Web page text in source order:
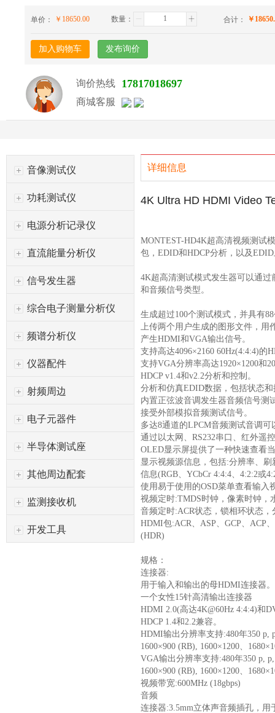
单价： ￥ 18650.00 数量： 合计： ￥
加入购物车 发布询价
询价热线 17817018697
商城客服
音像测试仪
功耗测试仪
电源分析记录仪
直流能量分析仪
信号发生器
综合电子测量分析仪
频谱分析仪
仪器配件
射频周边
电子元器件
半导体测试座
其他周边配套
监测接收机
开发工具
详细信息
4K Ultra HD HDMI Video
MONTEST-HD4K超高清视频测试
包，EDID和HDCP分析，以及
4K超高清测试模式发生器可以通
和音频信号类型。
生成超过100个测试模式，并具有
上传两个用户生成的图形文件，用
产生HDMI和VGA输出信号。
支持高达4096×2160 60Hz(4:4:4)的
支持VGA分辨率高达1920×1200和
HDCP v1.4和v2.2分析和控制。
分析和仿真EDID数据，包括状态
内置正弦波音调发生器音频信号测
接受外部模拟音频测试信号。
多达8通道的LPCM音频测试音调
通过以太网、RS232串口、红外遥
OLED显示屏提供了一种快速查看
显示视频源信息，包括:分辨率、
信息(RGB、YCbCr 4:4:4、4:2:2或
使用易于使用的OSD菜单查看输入
视频定时:TMDS时钟，像素时钟，
音频定时:ACR状态，锁相环状态
HDMI包:ACR、ASP、GCP、ACP
(HDR)
规格：
连接器:
用于输入和输出的母HDMI连接器。
一个女性15针高清输出连接器
HDMI 2.0(高达4K@60Hz 4:4:4)和
HDCP 1.4和2.2兼容。
HDMI输出分辨率支持:480年350 p,
1600×900 (RB), 1600×1200、
VGA输出分辨率支持:480年350 p, p,
1600×900 (RB), 1600×1200、
视频带宽:600MHz (18gbps)
音频
连接器:3.5mm立体声音频插孔，用